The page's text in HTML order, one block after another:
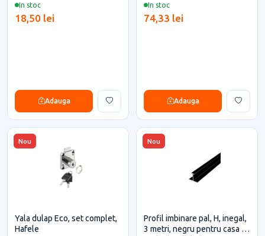
In stoc
18,50 lei
Adauga
In stoc
74,33 lei
Adauga
Nou
Yala dulap Eco, set complet,
Hafele
Nou
Profil imbinare pal, H, inegal,
3 metri, negru pentru casa si